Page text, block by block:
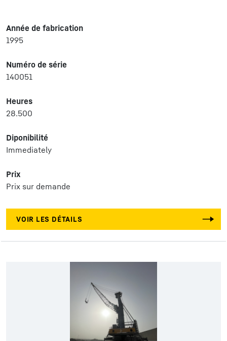
Année de fabrication
1995
Numéro de série
140051
Heures
28.500
Diponibilité
Immediately
Prix
Prix sur demande
VOIR LES DÉTAILS